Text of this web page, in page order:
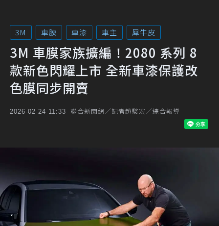
3M 車膜 車漆 車主 犀牛皮
3M 車膜家族擴編！2080 系列 8
款新色閃耀上市 全新車漆保護改
色膜同步開賣
2026-02-24 11:33 聯合新聞網／記者趙駿宏／綜合報導